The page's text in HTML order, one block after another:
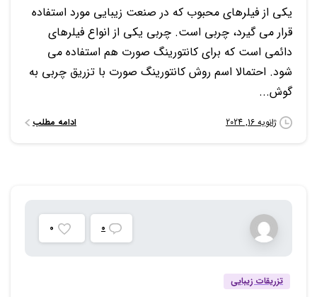
یکی از فیلرهای محبوب که در صنعت زیبایی مورد استفاده
قرار می گیرد، چربی است. چربی یکی از انواع فیلرهای
دائمی است که برای کانتورینگ صورت هم استفاده می
شود. احتمالا اسم روش کانتورینگ صورت با تزریق چربی به
گوش...
ژانویه 16, 2024 ادامه مطلب
0
0
تزریقات زیبایی